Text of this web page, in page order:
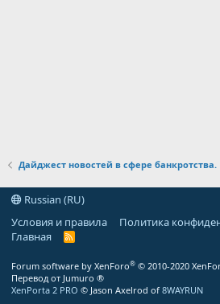
Дайджест новостей в сфере банкротства.
Russian (RU)
Условия и правила
Политика
Главная
R
Forum software by XenForo® © 2010-2020
Перевод от Jumuro ®
XenPorta 2 PRO © Jason Axelrod of 8WAYRUN